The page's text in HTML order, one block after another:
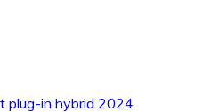
plug-in hybrid 2024